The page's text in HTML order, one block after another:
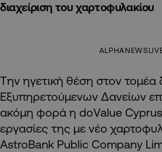
διαχείριση του χαρτοφυλακίου
Tην ηγετική θέση στον τομέα
Εξυπηρετούμενων Δανείων
ακόμη φορά η doValue Cyprus,
εργασίες της με νέο
AstroBank Public Company